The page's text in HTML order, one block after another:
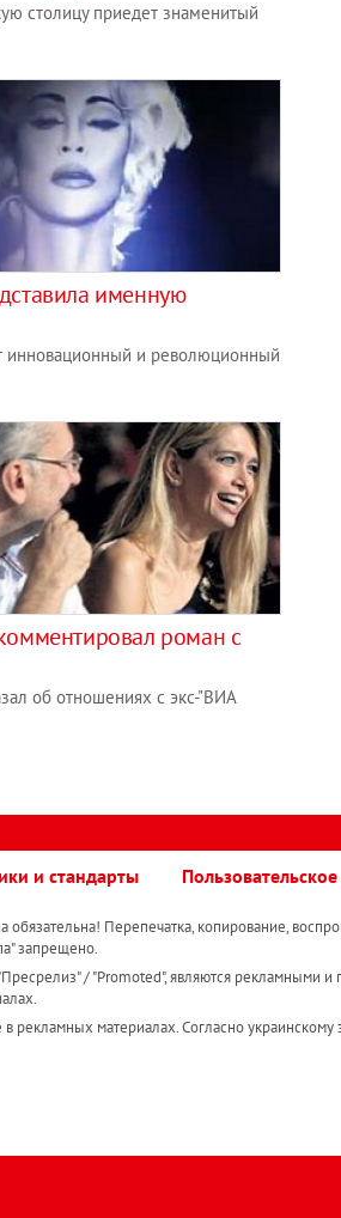
столицу приедет знаменитый
именную
инновационный и революционный
роман с
об отношениях с экс-"ВИА
и стандарты
Перепечатка, копирование,
запрещено.
/ "Promoted", являются рекламными и
материалах. Согласно украинскому